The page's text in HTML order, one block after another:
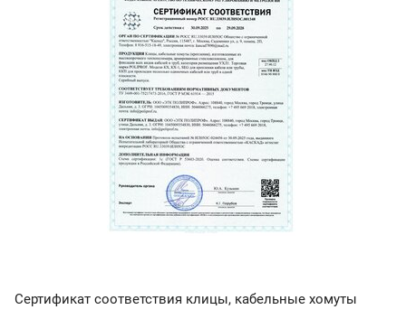
Сертификат соответствия клицы, кабельные хомуты